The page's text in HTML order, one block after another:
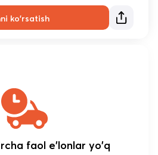
ko'rsatish
faol e'lonlar yo'q